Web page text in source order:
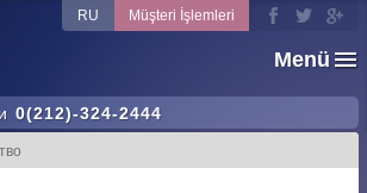
Menü
0(212)-324-2444
RU Müşteri İşlemleri